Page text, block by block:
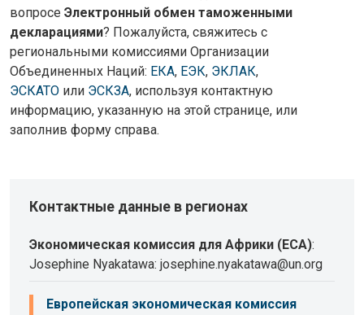
вопросе Электронный обмен таможенными
декларациями? Пожалуйста, свяжитесь с
региональными комиссиями Организации
Объединенных Наций: ЕКА, ЕЭК, ЭКЛАК,
ЭСКАТО или ЭСКЗА, используя контактную
информацию, указанную на этой странице, или
заполнив форму справа.
Контактные данные в регионах
Экономическая комиссия для Африки (ECA):
Josephine Nyakatawa: josephine.nyakatawa@un.org
Европейская экономическая комиссия